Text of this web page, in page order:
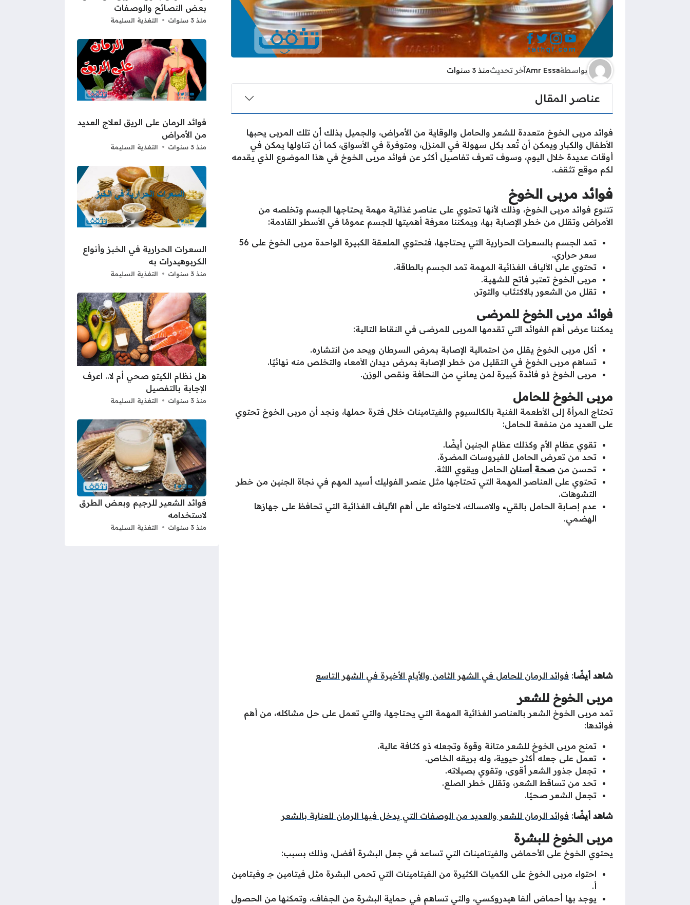
بعض النصائح والوصفات
منذ 3 سنوات التغذية السليمة
فوائد الرمان على الريق لعلاج العديد
من الأمراض
منذ 3 سنوات التغذية السليمة
السعرات الحرارية في الخبز وأنواع
الكربوهيدرات به
منذ 3 سنوات التغذية السليمة
هل نظام الكيتو صحي أم لا.. اعرف
الإجابة بالتفصيل
منذ 3 سنوات التغذية السليمة
فوائد الشعير للرجيم وبعض الطرق
لاستخدامه
منذ 3 سنوات التغذية السليمة
بواسطةAmr Essaآخر تحديثمنذ 3 سنوات
عناصر المقال
فوائد مربى الخوخ متعددة للشعر والحامل والوقاية من الأمراض، والجميل بذلك أن تلك المربى يحبها
الأطفال والكبار ويمكن أن تُعد بكل سهولة في المنزل، ومتوفرة في الأسواق، كما أن تناولها يمكن في
أوقات عديدة خلال اليوم، وسوف تعرف تفاصيل أكثر عن فوائد مربى الخوخ في هذا الموضوع الذي يقدمه
لكم موقع تثقف.
فوائد مربى الخوخ
تتنوع فوائد مربى الخوخ، وذلك لأنها تحتوي على عناصر غذائية مهمة يحتاجها الجسم وتخلصه من
الأمراض وتقلل من خطر الإصابة بها، ويمكننا معرفة أهميتها للجسم عمومًا في الأسطر القادمة:
تمد الجسم بالسعرات الحرارية التي يحتاجها، فتحتوي الملعقة الكبيرة الواحدة مربى الخوخ على 56
سعر حراري.
تحتوي على الألياف الغذائية المهمة تمد الجسم بالطاقة.
مربى الخوخ تعتبر فاتح للشهية.
تقلل من الشعور بالاكتئاب والتوتر.
فوائد مربى الخوخ للمرضى
يمكننا عرض أهم الفوائد التي تقدمها المربى للمرضى في النقاط التالية:
أكل مربى الخوخ يقلل من احتمالية الإصابة بمرض السرطان ويحد من انتشاره.
تساهم مربى الخوخ في التقليل من خطر الإصابة بمرض ديدان الأمعاء والتخلص منه نهائيًا.
مربى الخوخ ذو فائدة كبيرة لمن يعاني من النحافة ونقص الوزن.
مربى الخوخ للحامل
تحتاج المرأة إلى الأطعمة الغنية بالكالسيوم والفيتامينات خلال فترة حملها، ونجد أن مربى الخوخ تحتوي
على العديد من منفعة للحامل:
تقوي عظام الأم وكذلك عظام الجنين أيضًا.
تحد من تعرض الحامل للفيروسات المضرة.
تحسن من صحة أسنان الحامل ويقوي اللثة.
تحتوي على العناصر المهمة التي تحتاجها مثل عنصر الفوليك أسيد المهم في نجاة الجنين من خطر
التشوهات.
عدم إصابة الحامل بالقيء والامساك، لاحتوائه على أهم الألياف الغذائية التي تحافظ على جهازها
الهضمي.
شاهد أيضًا: فوائد الرمان للحامل في الشهر الثامن والأيام الأخيرة في الشهر التاسع
مربى الخوخ للشعر
تمد مربى الخوخ الشعر بالعناصر الغذائية المهمة التي يحتاجها، والتي تعمل على حل مشاكله، من أهم
فوائدها:
تمنح مربى الخوخ للشعر متانة وقوة وتجعله ذو كثافة عالية.
تعمل على جعله أكثر حيوية، وله بريقه الخاص.
تجعل جذور الشعر أقوى، وتقوي بصيلاته.
تحد من تساقط الشعر، وتقلل خطر الصلع.
تجعل الشعر صحيًا.
شاهد أيضًا: فوائد الرمان للشعر والعديد من الوصفات التي يدخل فيها الرمان للعناية بالشعر
مربى الخوخ للبشرة
يحتوي الخوخ على الأحماض والفيتامينات التي تساعد في جعل البشرة أفضل، وذلك بسبب:
احتواء مربى الخوخ على الكميات الكثيرة من الفيتامينات التي تحمى البشرة مثل فيتامين جـ وفيتامين
أ.
يوجد بها أحماض ألفا هيدروكسي، والتي تساهم في حماية البشرة من الجفاف، وتمكنها من الحصول